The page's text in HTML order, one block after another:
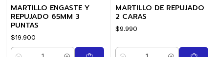
MARTILLO ENGASTE Y
REPUJADO 65MM 3
PUNTAS
$19.900
MARTILLO DE REPUJADO
2 CARAS
$9.990